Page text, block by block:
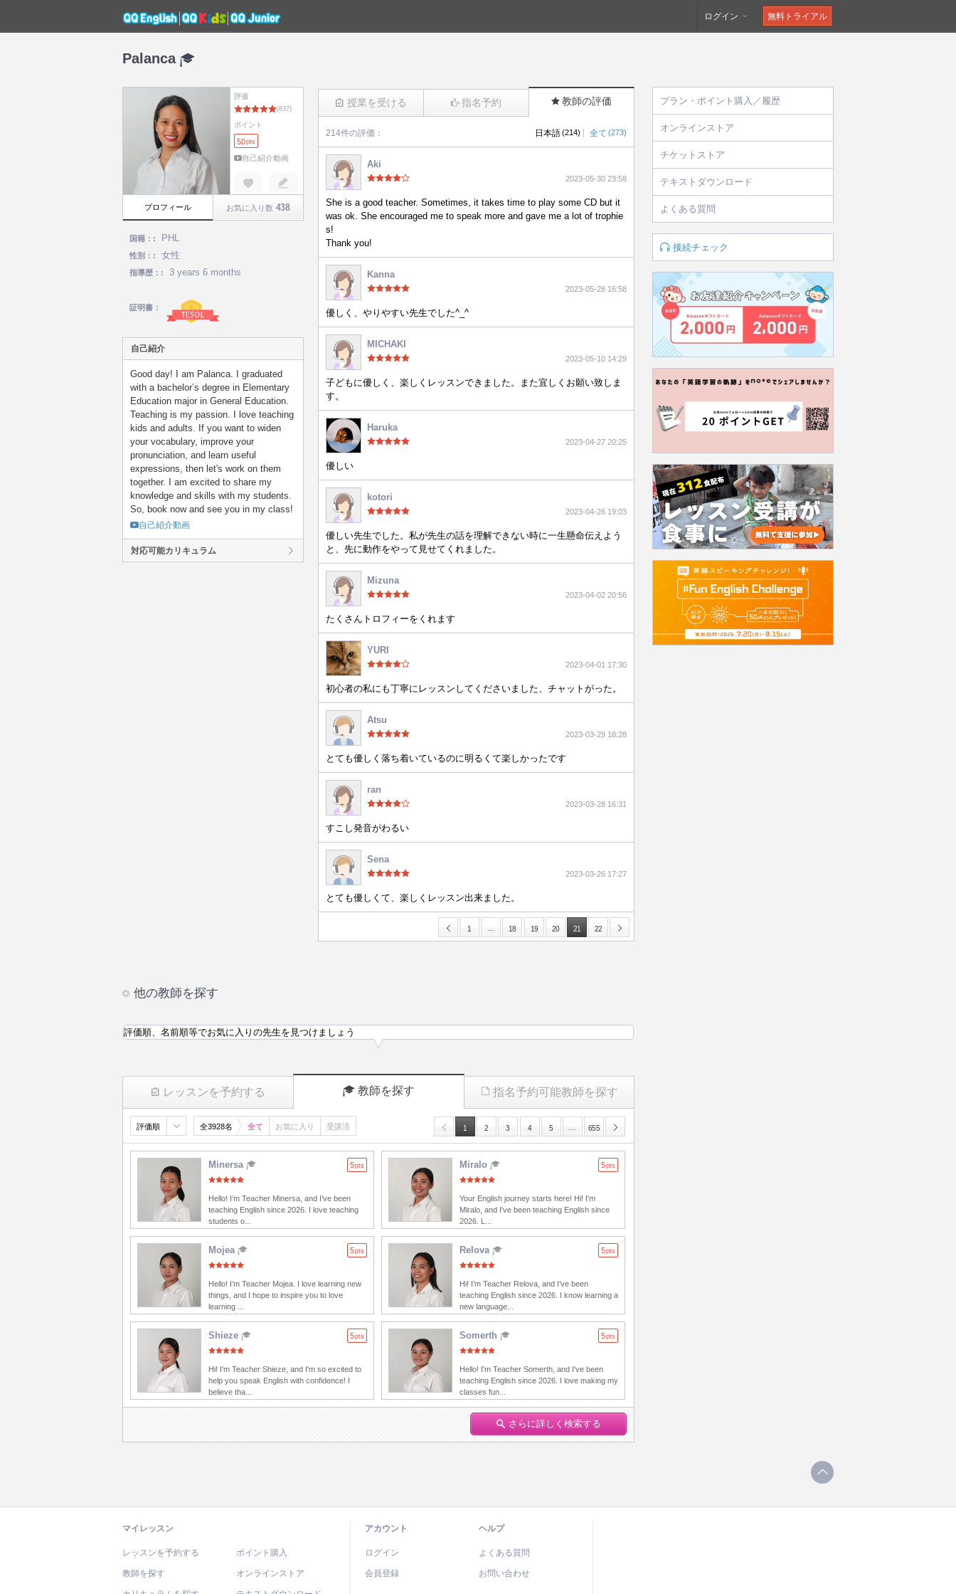
ログイン 無料トライアル
Palanca
評価
(837)
ポイント
50pts
自己紹介動画
プロフィール お気に入り数 438
国籍：: PHL
性別：: 女性
指導歴：: 3 years 6 months
証明書：
自己紹介
Good day! I am Palanca. I graduated
with a bachelor’s degree in Elementary
Education major in General Education.
Teaching is my passion. I love teaching
kids and adults. If you want to widen
your vocabulary, improve your
pronunciation, and learn useful
expressions, then let's work on them
together. I am excited to share my
knowledge and skills with my students.
So, book now and see you in my class!
自己紹介動画
対応可能カリキュラム
授業を受ける 指名予約 教師の評価
214件の評価： 日本語(214) | 全て (273)
Aki
2023-05-30 23:58
She is a good teacher. Sometimes, it takes time to play some CD but it
was ok. She encouraged me to speak more and gave me a lot of trophie
s!
Thank you!
Kanna
2023-05-28 16:58
優しく、やりやすい先生でした^_^
MICHAKI
2023-05-10 14:29
子どもに優しく、楽しくレッスンできました。また宜しくお願い致しま
す。
Haruka
2023-04-27 20:25
優しい
kotori
2023-04-26 19:03
優しい先生でした。私が先生の話を理解できない時に一生懸命伝えよう
と、先に動作をやって見せてくれました。
Mizuna
2023-04-02 20:56
たくさんトロフィーをくれます
YURI
2023-04-01 17:30
初心者の私にも丁寧にレッスンしてくださいました、チャットがった。
Atsu
2023-03-29 18:28
とても優しく落ち着いているのに明るくて楽しかったです
ran
2023-03-28 16:31
すこし発音がわるい
Sena
2023-03-26 17:27
とても優しくて、楽しくレッスン出来ました。
1 18 19 20 21 22
他の教師を探す
レッスンを予約する 教師を探す 指名予約可能教師を探す
評価順、名前順等でお気に入りの先生を見つけましょう
評価順 全3928名 全て お気に入り 受講済 1 2 3 4 5 655
Minersa 5pts
Hello! I’m Teacher Minersa, and I’ve been
teaching English since 2026. I love teaching
students o...
Miralo 5pts
Your English journey starts here! Hi! I'm
Miralo, and I've been teaching English since
2026. L...
Mojea 5pts
Hello! I’m Teacher Mojea. I love learning new
things, and I hope to inspire you to love
learning ...
Relova 5pts
Hi! I’m Teacher Relova, and I’ve been
teaching English since 2026. I know learning a
new language...
Shieze 5pts
Hi! I'm Teacher Shieze, and I'm so excited to
help you speak English with confidence! I
believe tha...
Somerth 5pts
Hello! I'm Teacher Somerth, and I've been
teaching English since 2026. I love making my
classes fun...
さらに詳しく検索する
プラン・ポイント購入／履歴
オンラインストア
チケットストア
テキストダウンロード
よくある質問
接続チェック
マイレッスン
レッスンを予約する ポイント購入
教師を探す オンラインストア
アカウント
ログイン
会員登録
ヘルプ
よくある質問
お問い合わせ